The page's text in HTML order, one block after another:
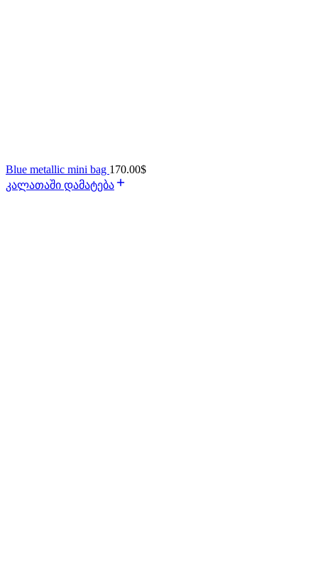
Blue metallic mini bag 170.00$
კალათაში დამატება